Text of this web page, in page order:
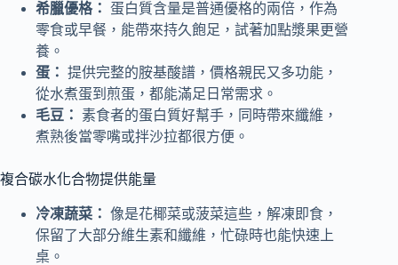
希臘優格： 蛋白質含量是普通優格的兩倍，作為
零食或早餐，能帶來持久飽足，試著加點漿果更營
養。
蛋： 提供完整的胺基酸譜，價格親民又多功能，
從水煮蛋到煎蛋，都能滿足日常需求。
毛豆： 素食者的蛋白質好幫手，同時帶來纖維，
煮熟後當零嘴或拌沙拉都很方便。
複合碳水化合物提供能量
冷凍蔬菜： 像是花椰菜或菠菜這些，解凍即食，
保留了大部分維生素和纖維，忙碌時也能快速上
桌。